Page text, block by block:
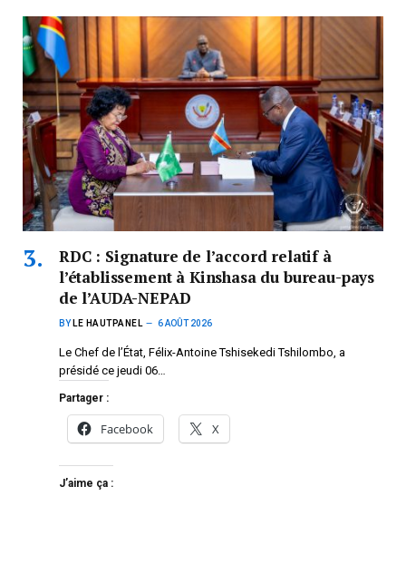
RDC : Signature de l’accord relatif à
l’établissement à Kinshasa du bureau-pays
de l’AUDA-NEPAD
BY LE HAUTPANEL 6 AOÛT 2026
Le Chef de l’État, Félix-Antoine Tshisekedi Tshilombo, a
présidé ce jeudi 06…
Partager :
Facebook X
J’aime ça :